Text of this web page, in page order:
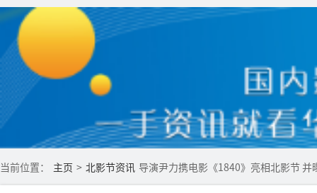
当前位置： 主页 > 北影节资讯 导演尹力携电影《1840》亮相北影节 并